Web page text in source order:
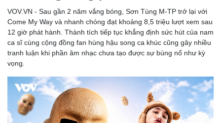
VOV.VN - Sau gần 2 năm vắng bóng, Sơn Tùng M-TP trở lại với
Come My Way và nhanh chóng đạt khoảng 8,5 triệu lượt xem sau
12 giờ phát hành. Thành tích tiếp tục khẳng định sức hút của nam
ca sĩ cùng cộng đồng fan hùng hậu song ca khúc cũng gây nhiều
tranh luận khi phần âm nhạc chưa tạo được sự bùng nổ như kỳ
vọng.